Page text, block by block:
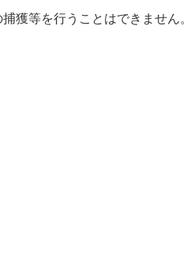
獲等を行うことはできません。